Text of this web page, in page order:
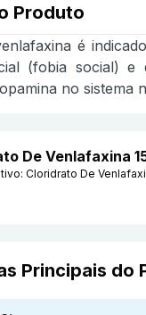
Produto
é
(fobia social) e
no sistema
De Venlafaxina
Cloridrato De
Principais do